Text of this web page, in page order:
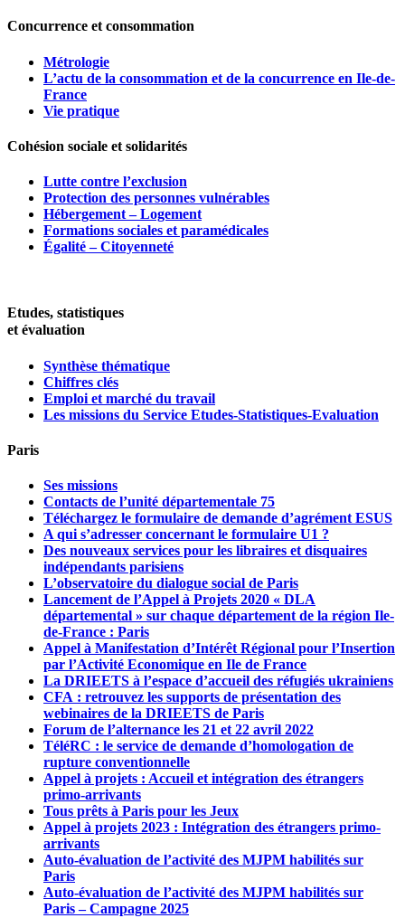
Concurrence et consommation
Métrologie
L’actu de la consommation et de la concurrence en Ile-de-
France
Vie pratique
Cohésion sociale et solidarités
Lutte contre l’exclusion
Protection des personnes vulnérables
Hébergement – Logement
Formations sociales et paramédicales
Égalité – Citoyenneté
Etudes, statistiques
et évaluation
Synthèse thématique
Chiffres clés
Emploi et marché du travail
Les missions du Service Etudes-Statistiques-Evaluation
Paris
Ses missions
Contacts de l’unité départementale 75
Téléchargez le formulaire de demande d’agrément ESUS
A qui s’adresser concernant le formulaire U1 ?
Des nouveaux services pour les libraires et disquaires
indépendants parisiens
L’observatoire du dialogue social de Paris
Lancement de l’Appel à Projets 2020 « DLA
départemental » sur chaque département de la région Ile-
de-France : Paris
Appel à Manifestation d’Intérêt Régional pour l’Insertion
par l’Activité Economique en Ile de France
La DRIEETS à l’espace d’accueil des réfugiés ukrainiens
CFA : retrouvez les supports de présentation des
webinaires de la DRIEETS de Paris
Forum de l’alternance les 21 et 22 avril 2022
TéléRC : le service de demande d’homologation de
rupture conventionnelle
Appel à projets : Accueil et intégration des étrangers
primo-arrivants
Tous prêts à Paris pour les Jeux
Appel à projets 2023 : Intégration des étrangers primo-
arrivants
Auto-évaluation de l’activité des MJPM habilités sur
Paris
Auto-évaluation de l’activité des MJPM habilités sur
Paris – Campagne 2025